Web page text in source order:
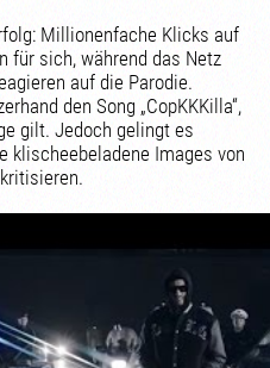
Millionenfache Klicks auf
für sich, während das Netz
auf die Parodie.
den Song „CopKKKilla“,
gilt. Jedoch gelingt es
klischeebeladene Images von
kritisieren.